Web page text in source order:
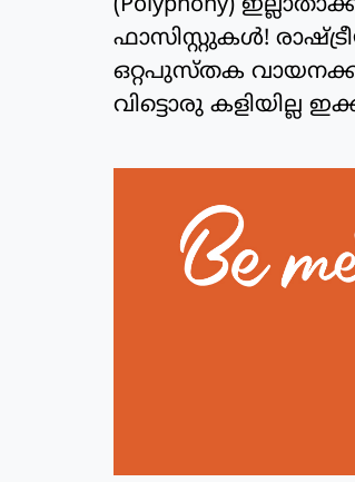
(Polyphony)
ഫാസിസ്റ്റുകൾ!
ഒറ്റപുസ്തക
വിട്ടൊരു കളിയില്ല